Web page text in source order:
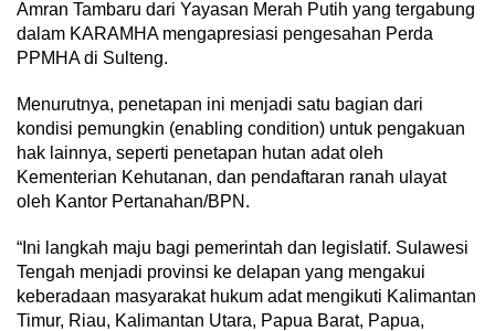
Amran Tambaru dari Yayasan Merah Putih yang tergabung
dalam KARAMHA mengapresiasi pengesahan Perda
PPMHA di Sulteng.
Menurutnya, penetapan ini menjadi satu bagian dari
kondisi pemungkin (enabling condition) untuk pengakuan
hak lainnya, seperti penetapan hutan adat oleh
Kementerian Kehutanan, dan pendaftaran ranah ulayat
oleh Kantor Pertanahan/BPN.
“Ini langkah maju bagi pemerintah dan legislatif. Sulawesi
Tengah menjadi provinsi ke delapan yang mengakui
keberadaan masyarakat hukum adat mengikuti Kalimantan
Timur, Riau, Kalimantan Utara, Papua Barat, Papua,